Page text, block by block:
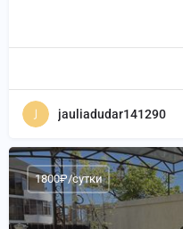
jauliadudar141290
1800₽/сутки